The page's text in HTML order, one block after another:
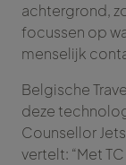
achtergrond,
focussen op
menselijk
Belgische
deze
Counsellor
vertelt: “Met